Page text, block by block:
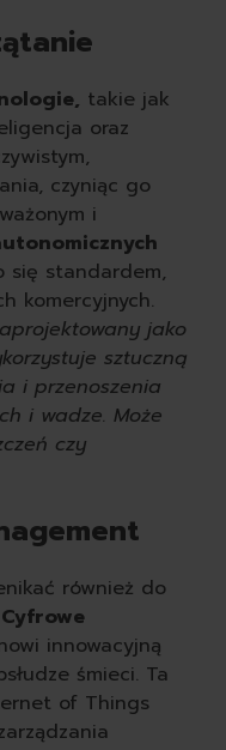
takie jak
oraz
czyniąc go
i
się standardem,
komercyjnych.
jako
sztuczną
i przenoszenia
i wadze. Może
czy
również do
Cyfrowe
innowacyjną
śmieci. Ta
of Things